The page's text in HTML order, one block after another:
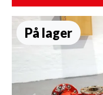
På lager